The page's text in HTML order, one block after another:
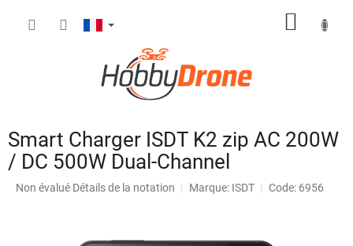
Smart Charger ISDT K2 zip AC 200W
/ DC 500W Dual-Channel
L'évaluation
Non évalué Détails de la notation Marque: ISDT Code: 6956